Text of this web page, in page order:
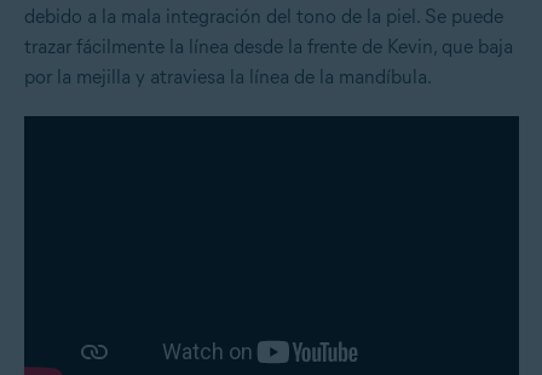
debido a la mala integración del tono de la piel. Se puede
trazar fácilmente la línea desde la frente de Kevin, que baja
por la mejilla y atraviesa la línea de la mandíbula.